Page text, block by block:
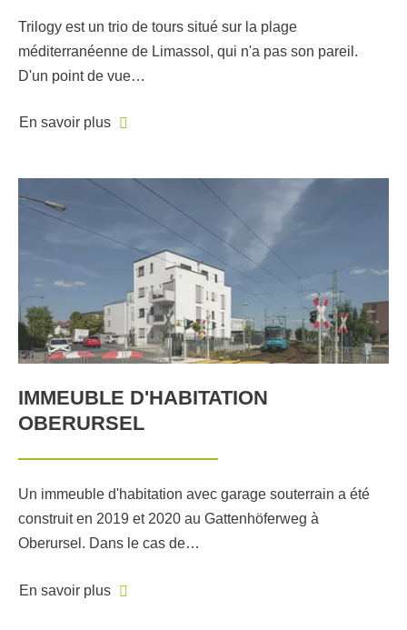
Trilogy est un trio de tours situé sur la plage
méditerranéenne de Limassol, qui n'a pas son pareil.
D'un point de vue…
En savoir plus
IMMEUBLE D'HABITATION
OBERURSEL
Un immeuble d'habitation avec garage souterrain a été
construit en 2019 et 2020 au Gattenhöferweg à
Oberursel. Dans le cas de…
En savoir plus